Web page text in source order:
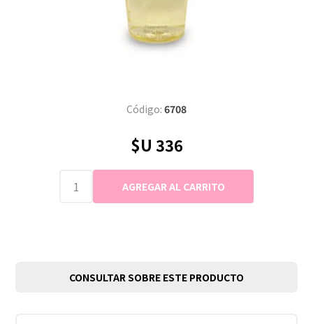
Código: 6708
$U 336
CONSULTAR SOBRE ESTE PRODUCTO